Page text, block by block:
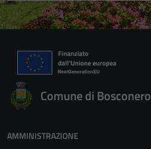
Comune di Bosconero
AMMINISTRAZIONE